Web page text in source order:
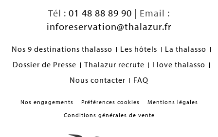
Tél : 01 48 88 89 90 | Email :
inforeservation@thalazur.fr
Nos 9 destinations thalasso Les hôtels
La thalasso
Dossier de Presse
Thalazur recrute
I love thalasso
Nous contacter
FAQ
Nos engagements Préférences cookies
Mentions légales
Conditions générales de vente